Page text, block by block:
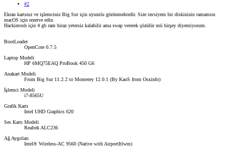
#2
Ekran kartınız ve işlemciniz Big Sur için uyumlu görünmektedir. Size tavsiyem bir diskinizin tamamını
macOS için rezerve edin.
Hackintosh için 4 gb ram biraz yetersiz kalabilir ama swap vererek çözülür mü birşey diyemiyorum.
BootLoader
OpenCore 0.7.5
Laptop Modeli
HP 6MQ75EAQ ProBook 450 G6
Anakart Modeli
From Big Sur 11.2.2 to Monterey 12.0.1 (By KaoS from Osxinfo)
İşlemci Modeli
i7-8565U
Grafik Kartı
Intel UHD Graphics 620
Ses Kartı Modeli
Realtek ALC236
Ağ Aygıtları
Intel® Wireless-AC 9560 (Native with AirportItlwm)